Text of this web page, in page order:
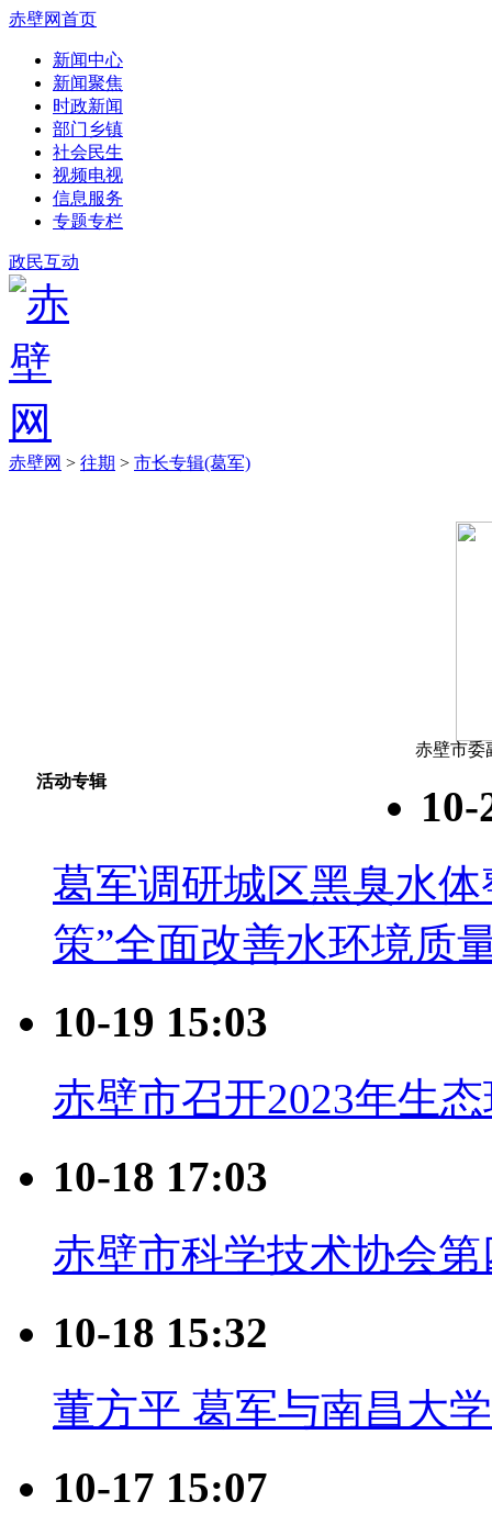
赤壁网首页
新闻中心
新闻聚焦
时政新闻
部门乡镇
社会民生
视频电视
信息服务
专题专栏
政民互动
赤壁网 > 往期 > 市长专辑(葛军)
赤壁市
活动专辑
10-
葛军调研城区黑臭水
策”全面改善水环境质
10-19 15:03
赤壁市召开2023年生
10-18 17:03
赤壁市科学技术协会
10-18 15:32
董方平 葛军与南昌大
10-17 15:07